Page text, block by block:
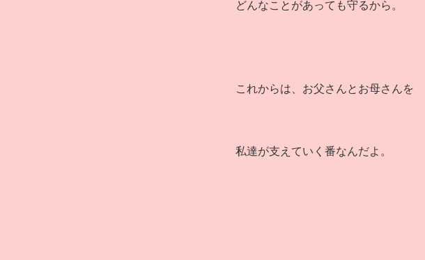
どんなことがあっても守るから。
これからは、お父さんとお母さんを
私達が支えていく番なんだよ。